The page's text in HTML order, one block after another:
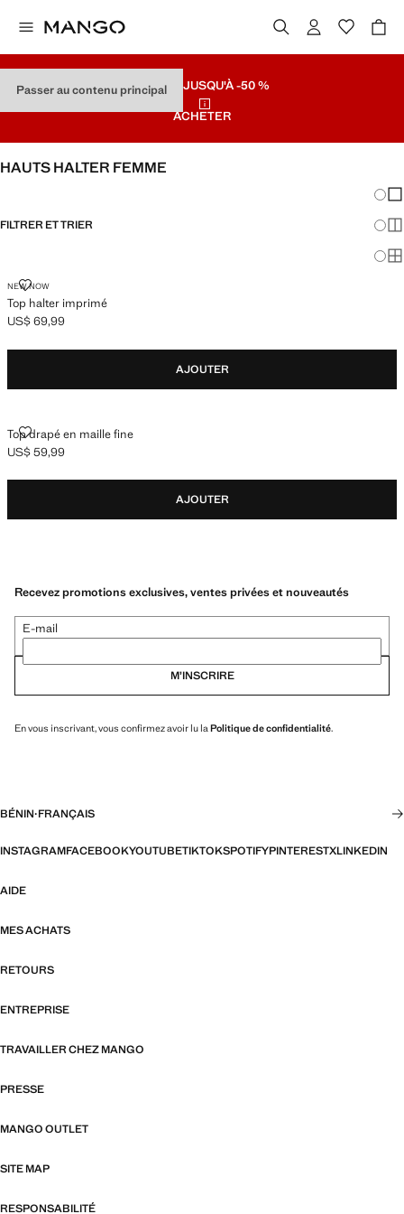
Passer au contenu principal
SOLDES JUSQU'À -50 %
ACHETER
HAUTS HALTER FEMME
FILTRER ET TRIER
NEW NOW
Top halter imprimé
TOP HALTER IMPRIMÉ
Prix actuel [US$ 69,99 ]
US$ 69,99
AJOUTER
Top drapé en maille fine
TOP DRAPÉ EN MAILLE FINE
Prix actuel [US$ 59,99 ]
US$ 59,99
AJOUTER
Recevez promotions exclusives, ventes privées et nouveautés
E-mail
M’INSCRIRE
En vous inscrivant, vous confirmez avoir lu la Politique de confidentialité.
BÉNIN·FRANÇAIS
INSTAGRAMFACEBOOKYOUTUBETIKTOKSPOTIFYPINTERESTXLINKEDIN
AIDE
MES ACHATS
RETOURS
ENTREPRISE
TRAVAILLER CHEZ MANGO
PRESSE
MANGO OUTLET
SITE MAP
RESPONSABILITÉ